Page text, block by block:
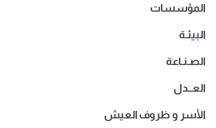
المؤسسات
البيئـة
الصـنـاعة
العــدل
الأسر و ظروف العيش